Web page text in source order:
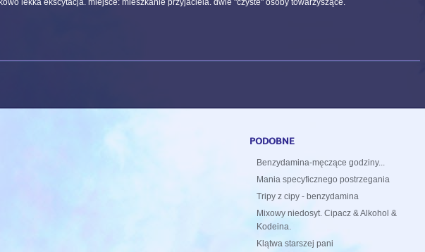
lekka ekscytacja. miejsce: mieszkanie przyjaciela. dwie "czyste" osoby towarzyszące.
podobne
Benzydamina-męczące godziny...
Mania specyficznego postrzegania
Tripy z cipy - benzydamina
Mixowy niedosyt. Cipacz & Alkohol &
Kodeina.
Klątwa starszej pani